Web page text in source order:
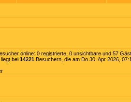
online: 0 registrierte, 0 unsichtbare und 57
bei 14221 Besuchern, die am Do 30. Apr 2026,